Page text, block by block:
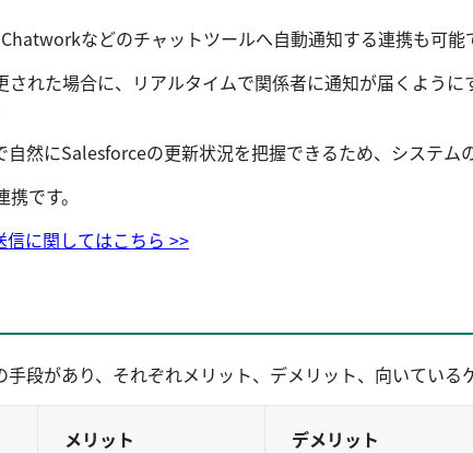
などのチャットツールへ自動通知する連携も可能
れた場合に、リアルタイムで関係者に通知が届くよう
然にSalesforceの更新状況を把握できるため、システム
です。
に関してはこちら >>
段があり、それぞれメリット、デメリット、向いている
メリット デメリット